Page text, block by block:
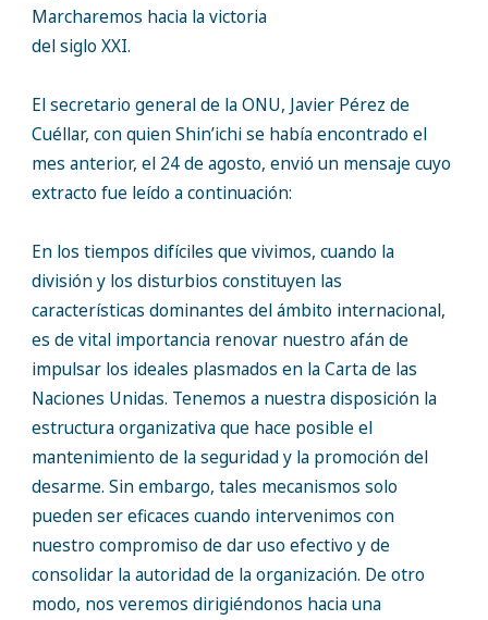
Marcharemos hacia la victoria
del siglo XXI.
El secretario general de la ONU, Javier Pérez de
Cuéllar, con quien Shin’ichi se había encontrado el
mes anterior, el 24 de agosto, envió un mensaje cuyo
extracto fue leído a continuación:
En los tiempos difíciles que vivimos, cuando la
división y los disturbios constituyen las
características dominantes del ámbito internacional,
es de vital importancia renovar nuestro afán de
impulsar los ideales plasmados en la Carta de las
Naciones Unidas. Tenemos a nuestra disposición la
estructura organizativa que hace posible el
mantenimiento de la seguridad y la promoción del
desarme. Sin embargo, tales mecanismos solo
pueden ser eficaces cuando intervenimos con
nuestro compromiso de dar uso efectivo y de
consolidar la autoridad de la organización. De otro
modo, nos veremos dirigiéndonos hacia una